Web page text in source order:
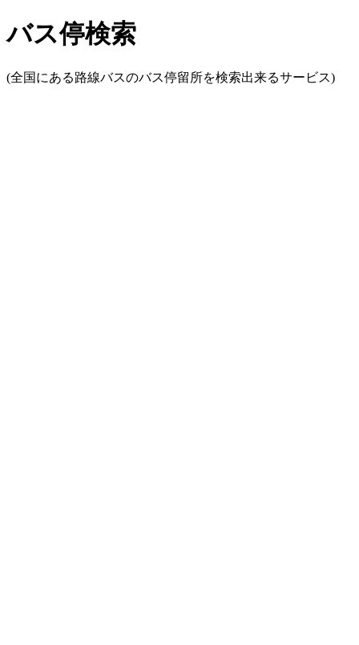
バス停検索
(全国にある路線バスのバス停留所を検索出来るサービス)